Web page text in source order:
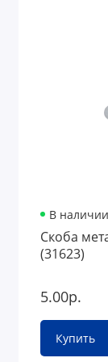
В
Скоба
(31623)
5.00р.
Купить